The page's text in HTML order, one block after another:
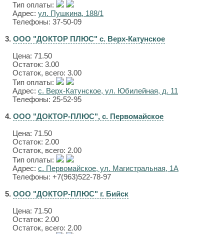
Тип оплаты:
Адрес: ул. Пушкина, 188/1
Телефоны: 37-50-09
3. ООО "ДОКТОР ПЛЮС" с. Верх-Катунское
Цена: 71.50
Остаток: 3.00
Остаток, всего: 3.00
Тип оплаты:
Адрес: с. Верх-Катунское, ул. Юбилейная, д. 11
Телефоны: 25-52-95
4. ООО "ДОКТОР-ПЛЮС", с. Первомайское
Цена: 71.50
Остаток: 2.00
Остаток, всего: 2.00
Тип оплаты:
Адрес: с. Первомайское, ул. Магистральная, 1А
Телефоны: +7(963)522-78-97
5. ООО "ДОКТОР-ПЛЮС" г. Бийск
Цена: 71.50
Остаток: 2.00
Остаток, всего: 2.00